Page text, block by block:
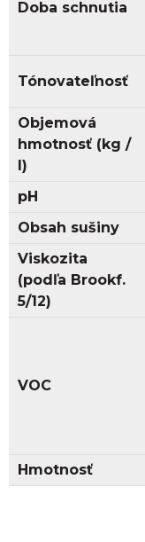
Doba schnutia
Tónovateľnosť
Objemová
hmotnosť (kg /
l)
pH
Obsah sušiny
Viskozita
(podľa Brookf.
5/12)
VOC
Hmotnosť